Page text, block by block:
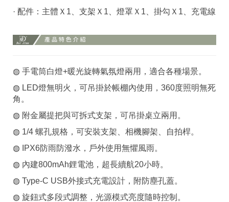
· 配件：主體Ｘ1、支架Ｘ1、燈罩Ｘ1、掛勾Ｘ1、充電線
◍ 手電筒白燈+暖光旋轉氣氛燈兩用，適合各種場景。
◍ LED燈無明火，可吊掛於帳棚內使用，360度照明無死
角。
◍ 附金屬提把與可拆式支架，可吊掛桌立兩用。
◍ 1/4 螺孔規格，可安裝支架、相機腳架、自拍桿。
◍ IPX6防雨防潑水，戶外使用無懼風雨。
◍ 內建800mAh鋰電池，超長續航20小時。
◍ Type-C USB外接式充電設計，附防塵孔蓋。
◍ 旋鈕式多段式調整，光源模式亮度隨時控制。